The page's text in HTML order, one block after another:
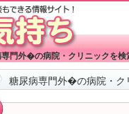
門外�の病院・クリニックを検
糖尿病専門外�の病院・ク